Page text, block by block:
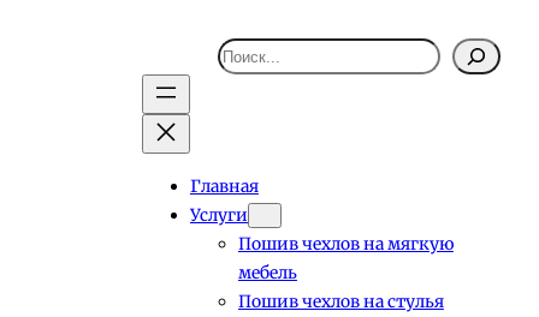
Поиск
Главная
Услуги
Пошив чехлов на мягкую
мебель
Пошив чехлов на стулья